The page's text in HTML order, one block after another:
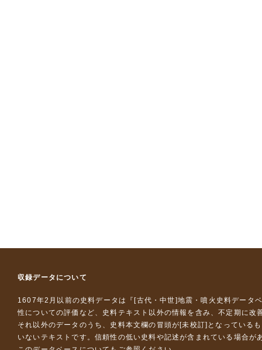
収録データについて
1607年2月以前の史料データは『 [古代・中世]地震・噴火史料データ
性についての評価など、史料テキスト以外の情報を含み、不定期に改
それ以外のデータのうち、史料本文欄の冒頭が[未校訂]となっている
いないテキストです。信頼性の低い史料や記述が含まれている場合が